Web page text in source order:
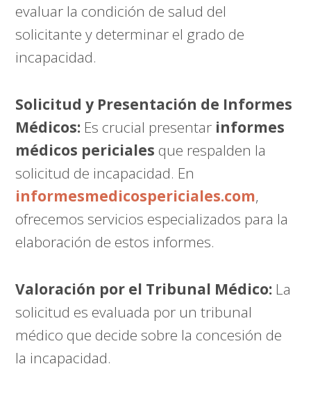
evaluar la condición de salud del
solicitante y determinar el grado de
incapacidad.
Solicitud y Presentación de Informes
Médicos: Es crucial presentar informes
médicos periciales que respalden la
solicitud de incapacidad. En
informesmedicospericiales.com,
ofrecemos servicios especializados para la
elaboración de estos informes.
Valoración por el Tribunal Médico: La
solicitud es evaluada por un tribunal
médico que decide sobre la concesión de
la incapacidad.